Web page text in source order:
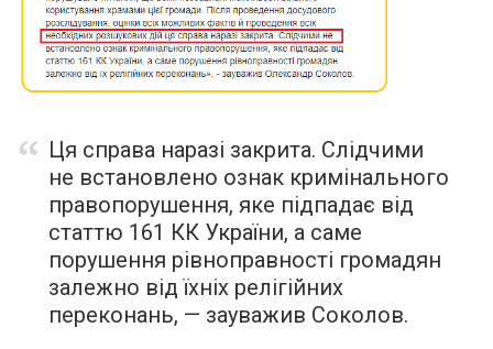
Ця справа наразі закрита. Слідчими
не встановлено ознак кримінального
правопорушення, яке підпадає від
статтю 161 КК України, а саме
порушення рівноправності громадян
залежно від їхніх релігійних
переконань, — зауважив Соколов.